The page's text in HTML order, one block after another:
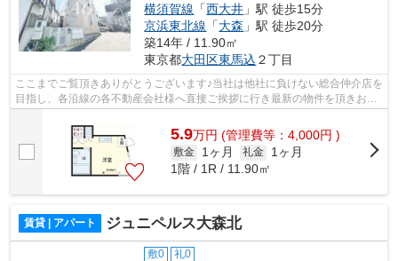
横須賀線 「西大井 」駅 徒歩15分
京浜東北線 「大森 」駅 徒歩20分
築14年 / 11.90㎡
東京都大田区東馬込 ２丁目
ここまでご覧頂きありがとうございます♪当社は他社に負けない総合仲介店を
目指し、各沿線の各不動産会社様へ直接ご挨拶に行き最新の物件を頂きお客
様へ提供しております！最新の情報は...
5.9万円 (管理費等：4,000円 )
敷金 1ヶ月 礼金
1ヶ月
1階 / 1R / 11.90㎡
賃貸 | アパート ジュニペルス大森北
敷0 礼0